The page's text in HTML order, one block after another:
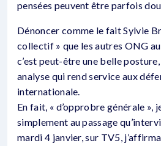
pensées peuvent être parfois
Dénoncer comme le fait Sylvie
collectif » que les autres ONG
c’est peut-être une belle posture,
analyse qui rend service aux
internationale.
En fait, « d’opprobre générale »,
simplement au passage
mardi 4 janvier, sur TV5,